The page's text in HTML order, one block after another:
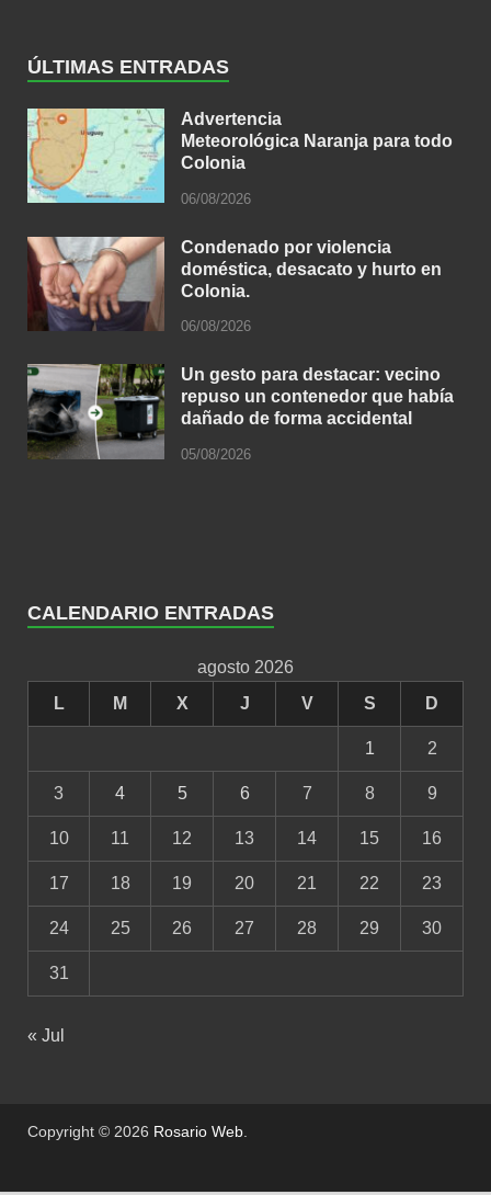
ÚLTIMAS ENTRADAS
Advertencia
Meteorológica Naranja para todo
Colonia
06/08/2026
Condenado por violencia
doméstica, desacato y hurto en
Colonia.
06/08/2026
Un gesto para destacar: vecino
repuso un contenedor que había
dañado de forma accidental
05/08/2026
CALENDARIO ENTRADAS
agosto 2026
L
M X J V S D
1 2
3 4 5 6 7 8 9
10 11 12 13 14 15 16
17 18 19 20 21 22 23
24 25 26 27 28 29 30
31
« Jul
Copyright © 2026 Rosario Web.